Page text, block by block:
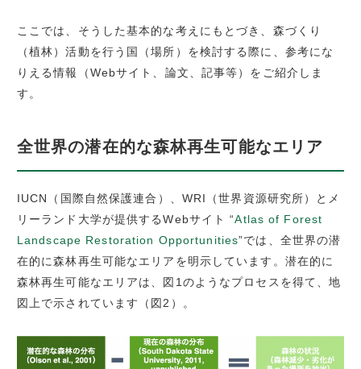
ここでは、そうした基本的な考えにもとづき、森づくり
（植林）活動を行う国（場所）を検討する際に、参考にな
りえる情報（Webサイト、論文、記事等）をご紹介しま
す。
全世界の潜在的な森林再生可能なエリア
IUCN（国際自然保護連合）、WRI（世界資源研究所）とメ
リーランド大学が提供するWebサイト “Atlas of Forest
Landscape Restoration Opportunities”では、全世界の潜
在的に森林再生可能なエリアを明示しています。潜在的に
森林再生可能なエリアは、図1のようなプロセスを得て、地
図上で示されています（図2）。